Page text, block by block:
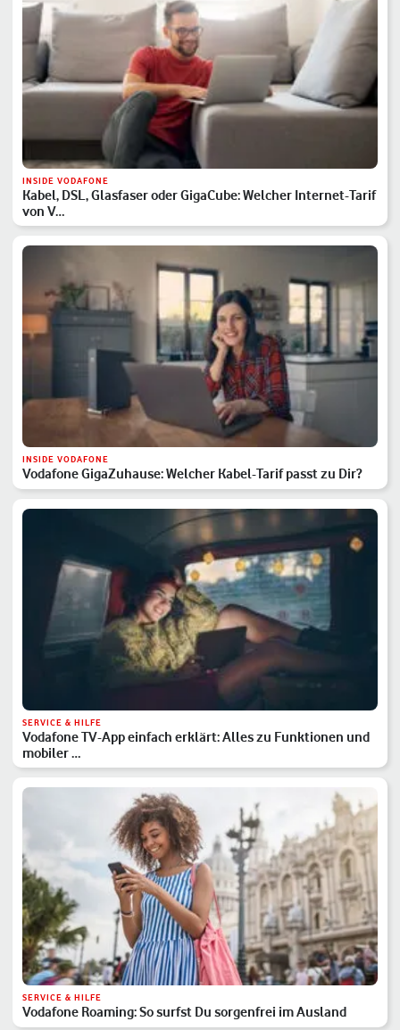
INSIDE VODAFONE
Kabel, DSL, Glasfaser oder GigaCube: Welcher Internet-Tarif
von V…
INSIDE VODAFONE
Vodafone GigaZuhause: Welcher Kabel-Tarif passt zu Dir?
SERVICE & HILFE
Vodafone TV-App einfach erklärt: Alles zu Funktionen und
mobiler …
SERVICE & HILFE
Vodafone Roaming: So surfst Du sorgenfrei im Ausland